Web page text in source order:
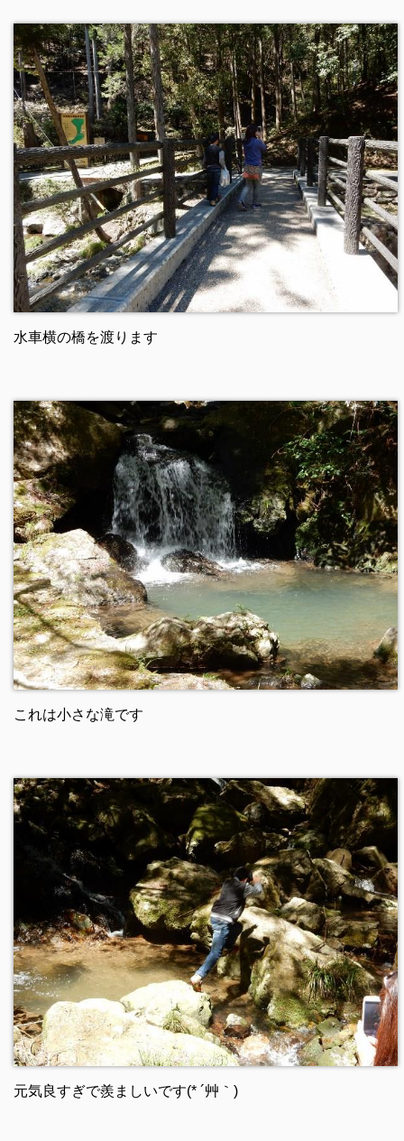
水車横の橋を渡ります
これは小さな滝です
元気良すぎで羨ましいです(* ´艸｀)